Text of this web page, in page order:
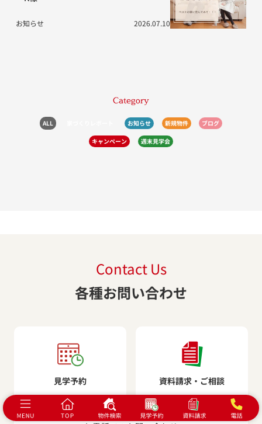
お知らせ 2026.07.10
Category
ALL お知らせ 新規物件 ブログ
キャンペーン 週末見学会
Contact Us
各種お問い合わせ
見学予約 資料請求・ご相談